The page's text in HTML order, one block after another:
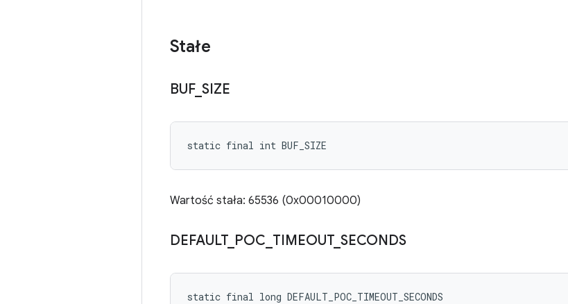
Stałe
BUF_ SIZE
static final int BUF_SIZE
Wartość stała: 65536 (0x00010000)
DEFAULT_ POC TIMEOUT_ SECONDS
static final long DEFAULT_POC_TIMEOUT_SECONDS